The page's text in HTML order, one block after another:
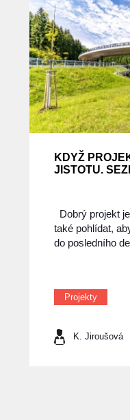
KDYŽ
JISTOTU.
Dobrý projekt
také pohlídat,
do posledního
Projekty
K. Jiroušová